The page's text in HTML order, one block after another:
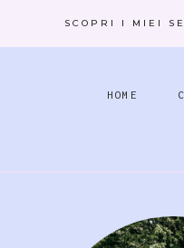
SCOPRI I MIEI
HOME